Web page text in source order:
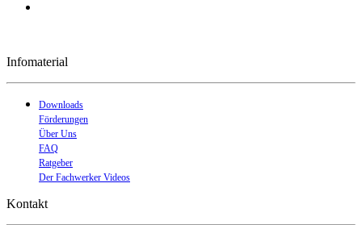
Infomaterial
Downloads
Förderungen
Über Uns
FAQ
Ratgeber
Der Fachwerker Videos
Kontakt